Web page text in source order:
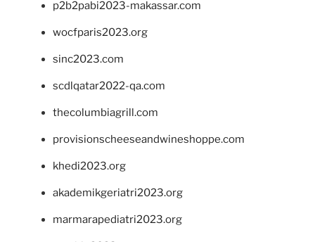
p2b2pabi2023-makassar.com
wocfparis2023.org
sinc2023.com
scdlqatar2022-qa.com
thecolumbiagrill.com
provisionscheeseandwineshoppe.com
khedi2023.org
akademikgeriatri2023.org
marmarapediatri2023.org